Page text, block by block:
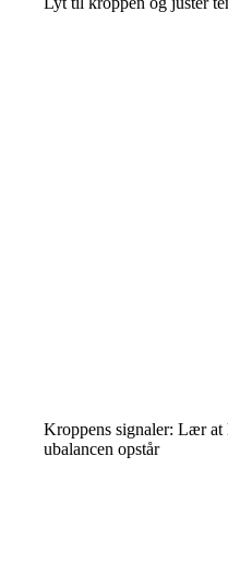
Kroppens signaler: Lær at
ubalancen opstår